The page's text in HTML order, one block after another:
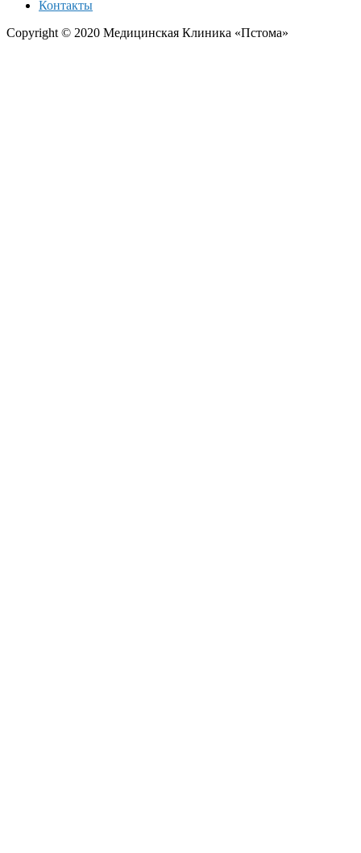
Контакты
Copyright © 2020 Медицинская Клиника «Пстома»